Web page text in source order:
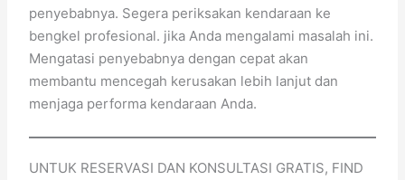
penyebabnya. Segera periksakan kendaraan ke
bengkel profesional. jika Anda mengalami masalah ini.
Mengatasi penyebabnya dengan cepat akan
membantu mencegah kerusakan lebih lanjut dan
menjaga performa kendaraan Anda.
UNTUK RESERVASI DAN KONSULTASI GRATIS, FIND